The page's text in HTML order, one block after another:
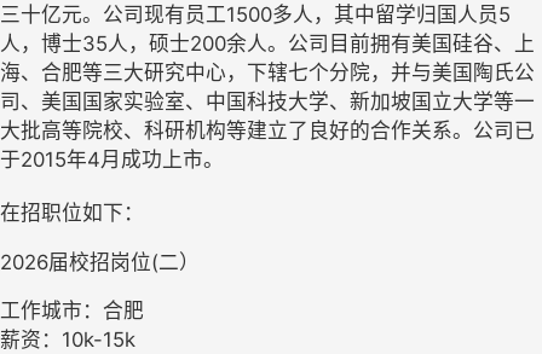
三十亿元。公司现有员工1500多人，其中留学归国人员5
人，博士35人，硕士200余人。公司目前拥有美国硅谷、上
海、合肥等三大研究中心，下辖七个分院，并与美国陶氏公
司、美国国家实验室、中国科技大学、新加坡国立大学等一
大批高等院校、科研机构等建立了良好的合作关系。公司已
于2015年4月成功上市。
在招职位如下：
2026届校招岗位(二）
工作城市：合肥
薪资：10k-15k